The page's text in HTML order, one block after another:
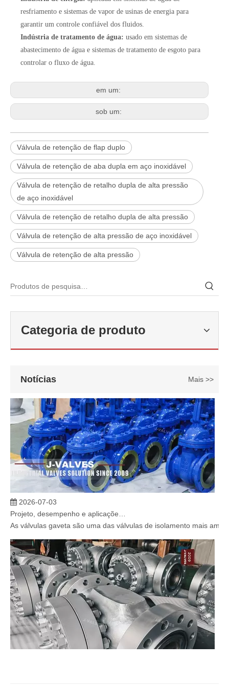
resfriamento e sistemas de vapor de usinas de energia para
garantir um controle confiável dos fluidos.
Indústria de tratamento de água: usado em sistemas de
abastecimento de água e sistemas de tratamento de esgoto para
controlar o fluxo de água.
em um:
sob um:
Válvula de retenção de flap duplo
Válvula de retenção de aba dupla em aço inoxidável
Válvula de retenção de retalho dupla de alta pressão
de aço inoxidável
Válvula de retenção de retalho dupla de alta pressão
Válvula de retenção de alta pressão de aço inoxidável
Válvula de retenção de alta pressão
Categoria de produto
Notícias Mais >>
2026-06-22
J-VALVES fabrica válvula de esfera de alta temperatura em aço
As válvulas gaveta são uma das válvulas de isolamento mais